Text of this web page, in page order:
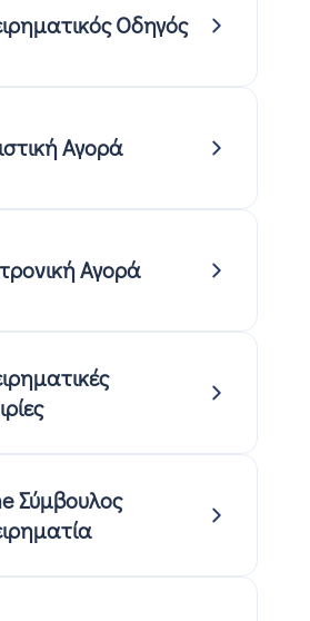
Οδηγός
Αγορά
Αγορά
Σύμβουλος